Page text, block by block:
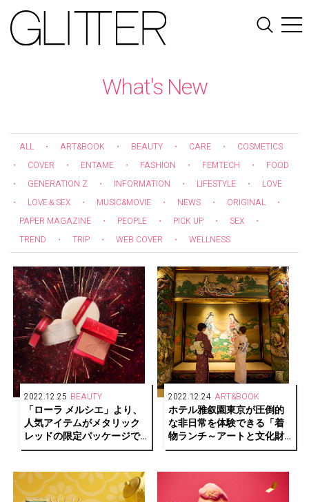
What's New
ALL ・ ART&BOOK ・ BEAUTY ・ CARE ・
COSMETICS
・
COVER ・ ENTAME ・ FASHION ・ FEMTECH ・
FOOD
・
GENERATION Z ・ INFORMATION ・ LIFESTYLE ・
LOVE
・
LOVE＆SEX ・ MUSIC&MOVIE ・ NEWS ・ ORIGINAL
・
PAPER MAGAZINE
・ PEOPLE ・ PICK UP ・ SEX
・
TREND
・ TRIP ・ WEB COVER ・ WELLNESS
2022.12.25 BEAUTY
「ローラ メルシエ」より、
人気アイテムがメタリック
レッドの限定パッケージで
登場
2022.12.24 ART&BOOK
ホテル雅叙園東京が圧倒的
な非日常を体験できる「着
物ランチ～アートと文化財
見学～」開催